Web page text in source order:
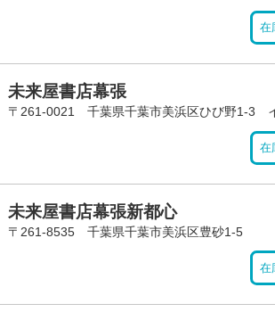
在
未来屋書店幕張
〒261-0021 千葉県千葉市美浜区ひび野1-3
在
未来屋書店幕張新都心
〒261-8535 千葉県千葉市美浜区豊砂1-5
在